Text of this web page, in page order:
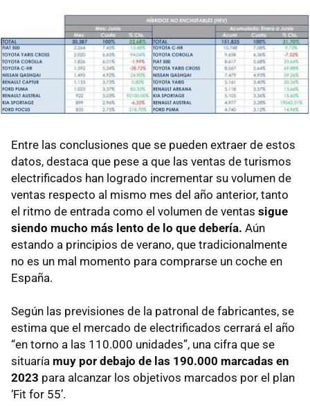
Entre las conclusiones que se pueden extraer de estos
datos, destaca que pese a que las ventas de turismos
electrificados han logrado incrementar su volumen de
ventas respecto al mismo mes del año anterior, tanto
el ritmo de entrada como el volumen de ventas sigue
siendo mucho más lento de lo que debería. Aún
estando a principios de verano, que tradicionalmente
no es un mal momento para comprarse un coche en
España.
Según las previsiones de la patronal de fabricantes, se
estima que el mercado de electrificados cerrará el año
“en torno a las 110.000 unidades”, una cifra que se
situaría muy por debajo de las 190.000 marcadas en
2023 para alcanzar los objetivos marcados por el plan
‘Fit for 55’.